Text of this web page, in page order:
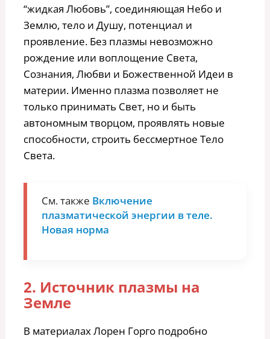
“жидкая Любовь”, соединяющая Небо и
Землю, тело и Душу, потенциал и
проявление. Без плазмы невозможно
рождение или воплощение Света,
Сознания, Любви и Божественной Идеи в
материи. Именно плазма позволяет не
только принимать Свет, но и быть
автономным творцом, проявлять новые
способности, строить бессмертное Тело
Света.
См. также Включение
плазматической энергии в теле.
Новая норма
2. Источник плазмы на
Земле
В материалах Лорен Горго подробно